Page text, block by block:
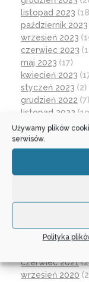
Używamy plików
serwisów.
Polityka
listopad 2023
październik 2023
wrzesień 2023
czerwiec 2023
maj 2023 (17)
kwiecień 2023
styczeń 2023 (2)
grudzień 2022 (7)
listopad 2022
październik 2022
wrzesień 2022
lipiec 2022(2)
maj 2022(14)
marzec 2022(16)
sierpień 2021(4)
czerwiec 2021
wrzesień 2020